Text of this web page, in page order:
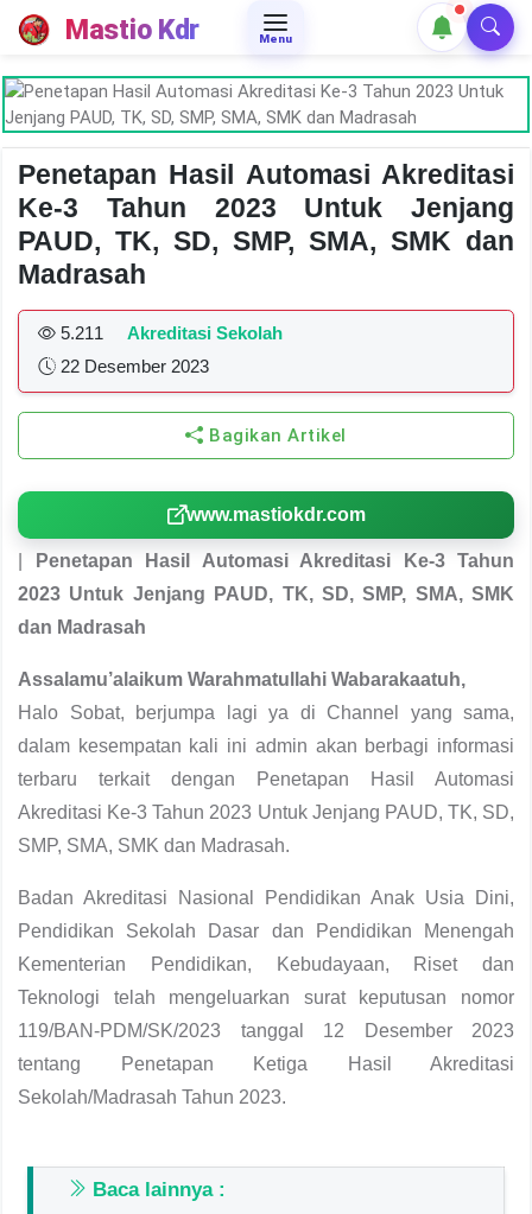
Mastio Kdr Menu
Penetapan Hasil Automasi Akreditasi
Ke-3 Tahun 2023 Untuk Jenjang
PAUD, TK, SD, SMP, SMA, SMK dan
Madrasah
5.211
Akreditasi Sekolah
22 Desember 2023
Bagikan Artikel
www.mastiokdr.com
Penetapan Hasil Automasi Akreditasi Ke-3 Tahun
2023 Untuk Jenjang PAUD, TK, SD, SMP, SMA, SMK
dan Madrasah
Assalamu’alaikum Warahmatullahi Wabarakaatuh,
Halo Sobat, berjumpa lagi ya di Channel yang sama,
dalam kesempatan kali ini admin akan berbagi informasi
terbaru terkait dengan Penetapan Hasil Automasi
Akreditasi Ke-3 Tahun 2023 Untuk Jenjang PAUD, TK, SD,
SMP, SMA, SMK dan Madrasah.
Badan Akreditasi Nasional Pendidikan Anak Usia Dini,
Pendidikan Sekolah Dasar dan Pendidikan Menengah
Kementerian Pendidikan, Kebudayaan, Riset dan
Teknologi telah mengeluarkan surat keputusan nomor
119/BAN-PDM/SK/2023 tanggal 12 Desember 2023
tentang Penetapan Ketiga Hasil Akreditasi
Sekolah/Madrasah Tahun 2023.
Baca lainnya :